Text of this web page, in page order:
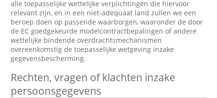
alle toepasselijke wettelijke verplichtingen die hiervoor
relevant zijn, en in een niet-adequaat land zullen we een
beroep doen op passende waarborgen, waaronder de door
de EC goedgekeurde modelcontractbepalingen of andere
wettelijke bindende overdrachtsmechanismen
overeenkomstig de toepasselijke wetgeving inzake
gegevensbescherming.
Rechten, vragen of klachten inzake
persoonsgegevens